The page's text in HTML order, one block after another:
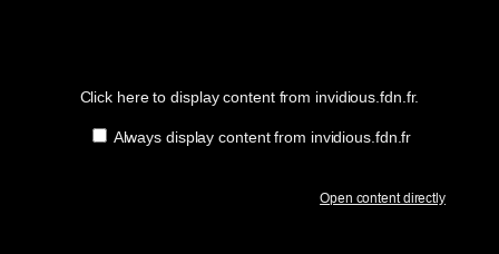
Click here to display content from invidious.fdn.fr.
Always display content from invidious.fdn.fr
Open content directly